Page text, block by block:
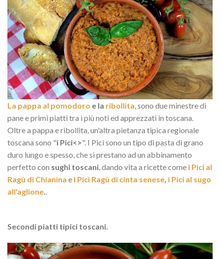
La pappa al pomodoro e la ribollita, sono due minestre di
pane e primi piatti tra i più noti ed apprezzati in toscana.
Oltre a pappa e ribollita, un'altra pietanza tipica regionale
toscana sono "i Pici<>". I Pici sono un tipo di pasta di grano
duro lungo e spesso, che si prestano ad un abbinamento
perfetto con sughi toscani, dando vita a ricette come i Pici al
Ragù di Chianina e I Pici Ragù di cinta senese, i Pici al sugo
all'aglione..
Secondi piatti tipici toscani.